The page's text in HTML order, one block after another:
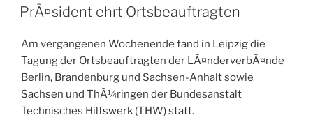
AM
PrÃ¤sident ehrt Ortsbeauftragten
Am vergangenen Wochenende fand in Leipzig die
Tagung der Ortsbeauftragten der LÃ¤nderverbÃ¤nde
Berlin, Brandenburg und Sachsen-Anhalt sowie
Sachsen und ThÃ¼ringen der Bundesanstalt
Technisches Hilfswerk (THW) statt.